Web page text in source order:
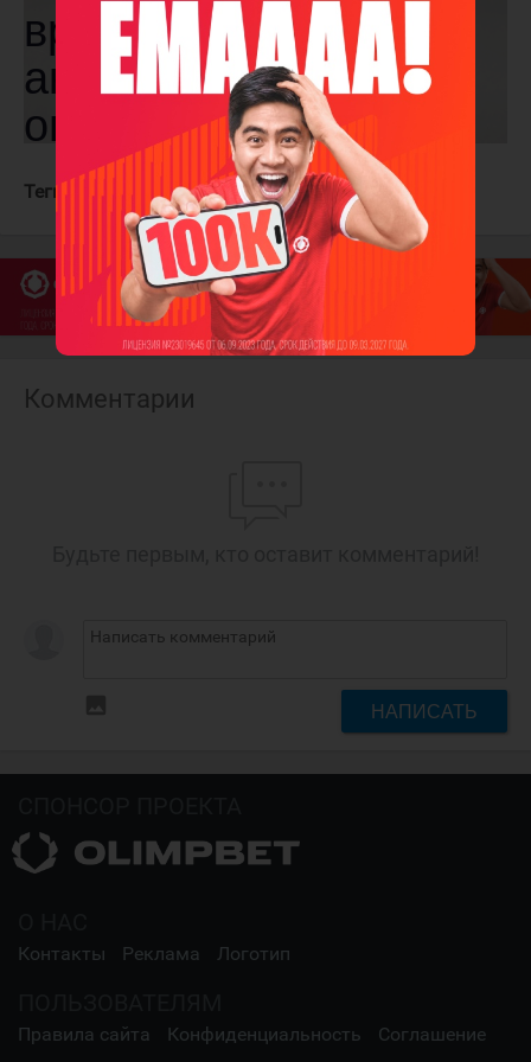
Теги: Витязь Локомотив
Комментарии
НАПИСАТЬ
Контакты Реклама Логотип
Правила сайта Конфиденциальность Соглашение